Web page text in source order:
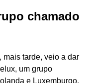
chamado
mais tarde, veio a dar
um grupo
e Luxemburgo,